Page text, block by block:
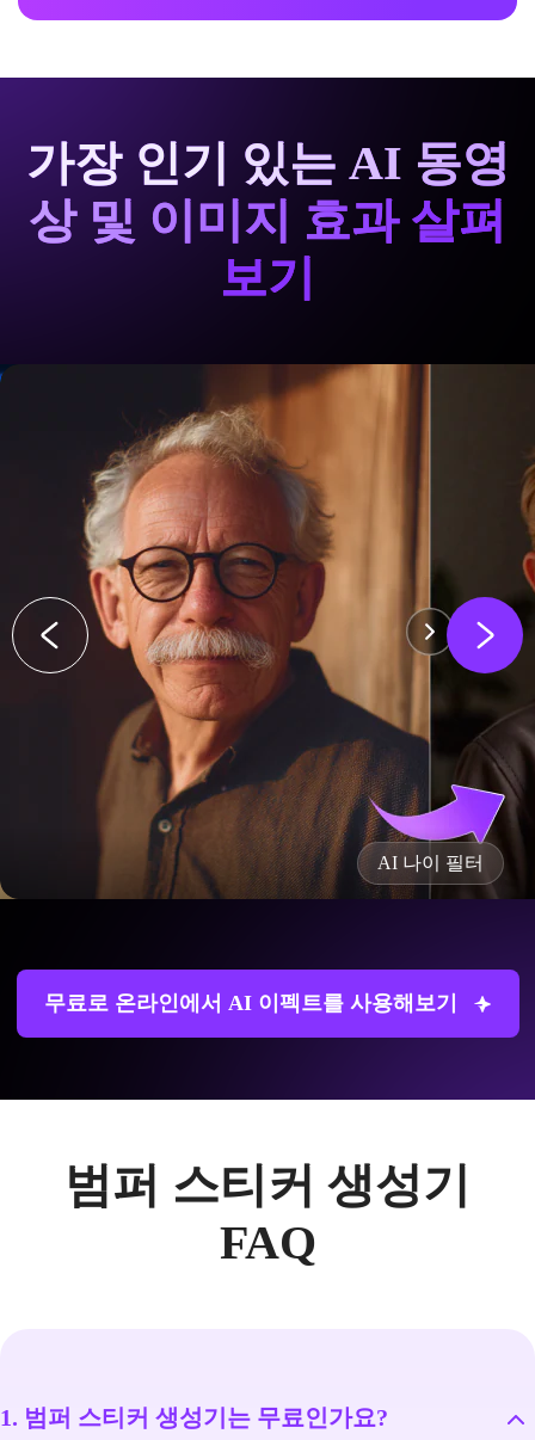
가장 인기 있는 AI 동영
상 및 이미지 효과 살펴
보기
AI 키스 효과
무료로 온라인에서 AI 이펙트를 사용해보기
범퍼 스티커 생성기
FAQ
1. 범퍼 스티커 생성기는 무료인가요?